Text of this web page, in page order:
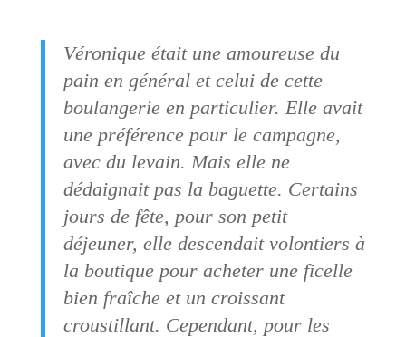
Véronique était une amoureuse du
pain en général et celui de cette
boulangerie en particulier. Elle avait
une préférence pour le campagne,
avec du levain. Mais elle ne
dédaignait pas la baguette. Certains
jours de fête, pour son petit
déjeuner, elle descendait volontiers à
la boutique pour acheter une ficelle
bien fraîche et un croissant
croustillant. Cependant, pour les